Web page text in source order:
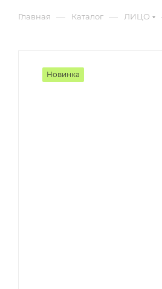
Главная — Каталог — ЛИЦО
Новинка